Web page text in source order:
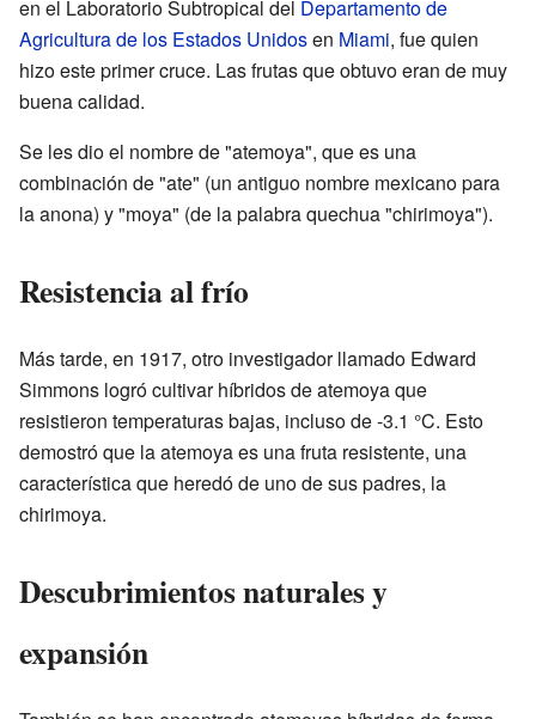
en el Laboratorio Subtropical del Departamento de
Agricultura de los Estados Unidosen Miami, fue quien
hizo este primer cruce. Las frutas que obtuvo eran de muy
buena calidad.
Se les dio el nombre de "atemoya", que es una
combinación de "ate" (un antiguo nombre mexicano para
la anona) y "moya" (de la palabra quechua "chirimoya").
Resistencia al frío
Más tarde, en 1917, otro investigador llamado Edward
Simmons logró cultivar híbridos de atemoya que
resistieron temperaturas bajas, incluso de -3.1 °C. Esto
demostró que la atemoya es una fruta resistente, una
característica que heredó de uno de sus padres, la
chirimoya.
Descubrimientos naturales y
expansión